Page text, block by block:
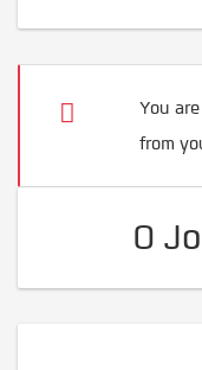
You
from
0